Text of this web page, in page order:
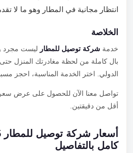
انتظار مجانية في المطار وهو ما لا
الخلاصة
خدمةشركة توصيل للمطارليست مجرد
بال كاملة من لحظة مغادرتك المنزل حتى
الدولي. اختر الخدمة المناسبة، احجز
تواصل معنا الآن للحصول على عرض سعر
أقل من دقيقتين.
كامل بالتفاصيل